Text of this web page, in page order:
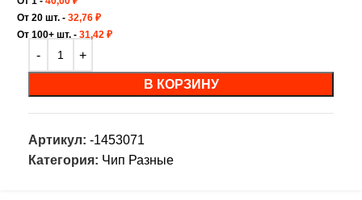
От 20 шт. - 32,76 ₽
От 100+ шт. - 31,42 ₽
В КОРЗИНУ
Артикул: -1453071
Категория: Чип Разные